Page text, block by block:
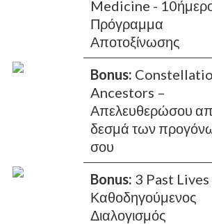
Medicine -
Πρόγραμμα
Αποτοξίνωσης
Bonus:
Ancestors –
Απελευθερώσου
δεσμά των
σου
Bonus: 3 Past Lives
Καθοδηγούμενος
Διαλογισμός